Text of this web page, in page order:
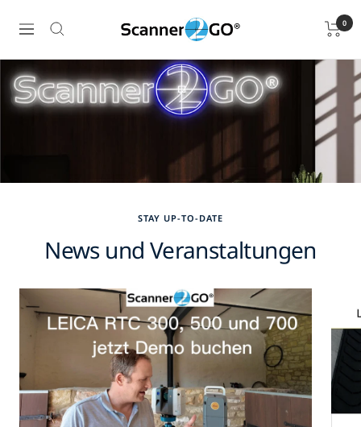
zumNavigation
Scanner2GO
0
STAY UP-TO-DATE
News und Veranstaltungen